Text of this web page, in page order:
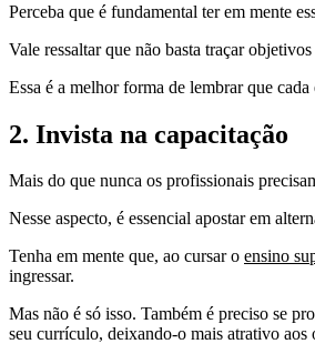
Perceba que é fundamental ter em mente
Vale ressaltar que não basta traçar
Essa é a melhor forma de lembrar que
2. Invista na capacitação
Mais do que nunca os profissionais
Nesse aspecto, é essencial apostar em
Tenha em mente que, ao cursar o ensino
ingressar.
Mas não é só isso. Também é preciso se
seu currículo, deixando-o mais atrativo aos